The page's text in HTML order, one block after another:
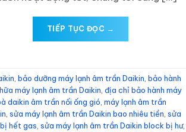
TIẾP TỤC ĐỌC →
, bảo dưỡng máy lạnh âm trần Daikin, bảo hành
máy lạnh âm trần Daikin, địa chỉ bảo hành máy
daikin âm trần nối ống gió, máy lạnh âm trần
, sửa máy lạnh âm trần Daikin bao nhiêu tiền, sửa
hết gas, sửa máy lạnh âm trần Daikin block bị hư,